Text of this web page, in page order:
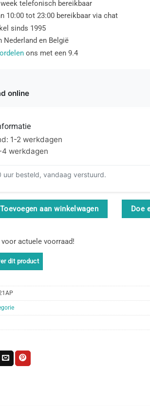
telefonisch bereikbaar
10:00 tot 23:00 bereikbaar via chat
sinds 1995
Nederland en België
ons met een 9.4
online
1-2 werkdagen
werkdagen
uur besteld, vandaag verstuurd.
Toevoegen aan winkelwagen Doe
actuele voorraad!